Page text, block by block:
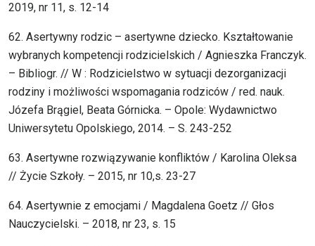
2019, nr 11, s. 12-14
62. Asertywny rodzic – asertywne dziecko. Kształtowanie
wybranych kompetencji rodzicielskich / Agnieszka Franczyk.
– Bibliogr. // W : Rodzicielstwo w sytuacji dezorganizacji
rodziny i możliwości wspomagania rodziców / red. nauk.
Józefa Brągiel, Beata Górnicka. – Opole: Wydawnictwo
Uniwersytetu Opolskiego, 2014. – S. 243-252
63. Asertywne rozwiązywanie konfliktów / Karolina Oleksa
// Życie Szkoły. – 2015, nr 10,s. 23-27
64. Asertywnie z emocjami / Magdalena Goetz // Głos
Nauczycielski. – 2018, nr 23, s. 15